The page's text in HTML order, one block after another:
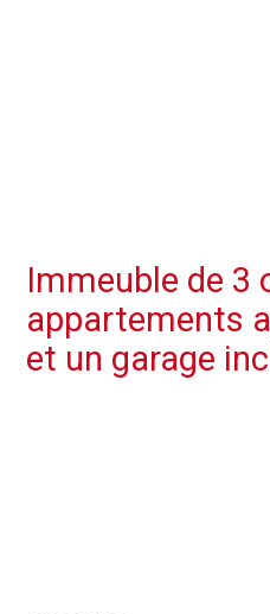
Immeuble de 3
appartements
et un garage